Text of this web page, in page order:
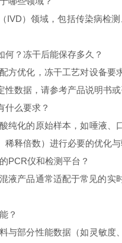
IVD）领域，包括传染病检
何？冻干后能保存多久？
方优化，冻干工艺对设备
数据，请参考产品说明书或
什么要求？
纯化的原始样本，如唾液
释倍数）进行必要的优化与
PCR仪和检测平台？
液产品通常适配于常见的
？
与部分性能数据（如灵敏